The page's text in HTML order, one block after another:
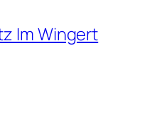
Im Wingert